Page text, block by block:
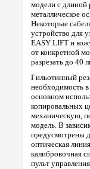
модели с длиной
металлическое
Некоторые
устройство для
EASY LIFT и
от конкретной
разрезать до 40
Гильотинный
необходимость
основном
копировальных
механическую,
модель. В
предусмотрены
оптическая
калибровочная
пульт